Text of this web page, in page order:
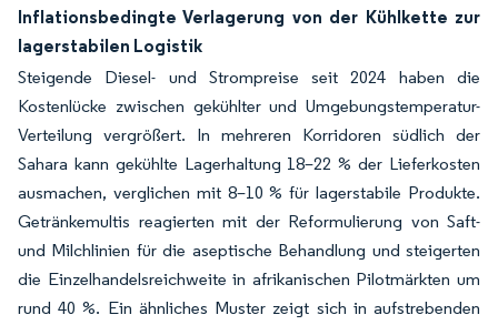
Inflationsbedingte Verlagerung von der Kühlkette zur
lagerstabilen Logistik
Steigende Diesel- und Strompreise seit 2024 haben die
Kostenlücke zwischen gekühlter und Umgebungstemperatur-
Verteilung vergrößert. In mehreren Korridoren südlich der
Sahara kann gekühlte Lagerhaltung 18–22 % der Lieferkosten
ausmachen, verglichen mit 8–10 % für lagerstabile Produkte.
Getränkemultis reagierten mit der Reformulierung von Saft-
und Milchlinien für die aseptische Behandlung und steigerten
die Einzelhandelsreichweite in afrikanischen Pilotmärkten um
rund 40 %. Ein ähnliches Muster zeigt sich in aufstrebenden